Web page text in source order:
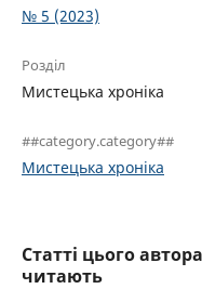
№ 5 (2023)
Розділ
Мистецька хроніка
##category.category##
Мистецька хроніка
Статті цього
читають